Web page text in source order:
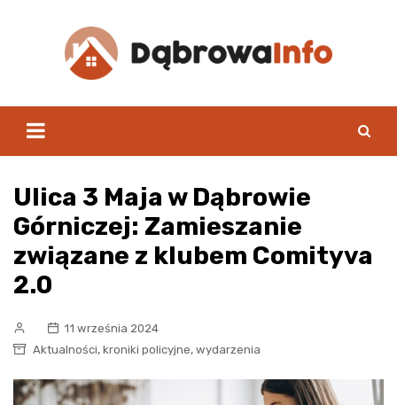
Ulica 3 Maja w Dąbrowie
Górniczej: Zamieszanie
związane z klubem Comityva
2.0
11 września 2024
Aktualności, kroniki policyjne, wydarzenia